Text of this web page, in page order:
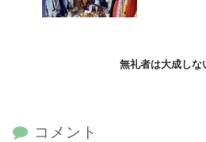
無礼者は大成しな
コメント